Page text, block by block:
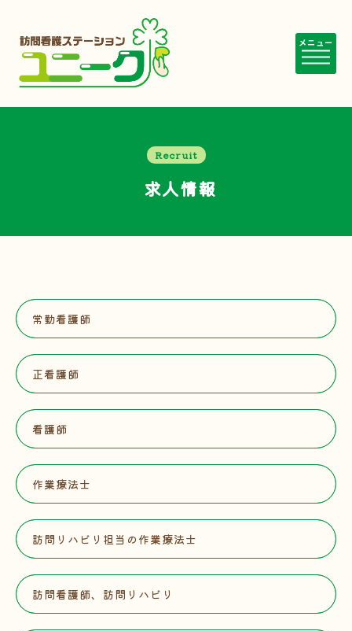
メニュー
Recruit
求人情報
常勤看護師
正看護師
看護師
作業療法士
訪問リハビリ担当の作業療法士
訪問看護師、訪問リハビリ